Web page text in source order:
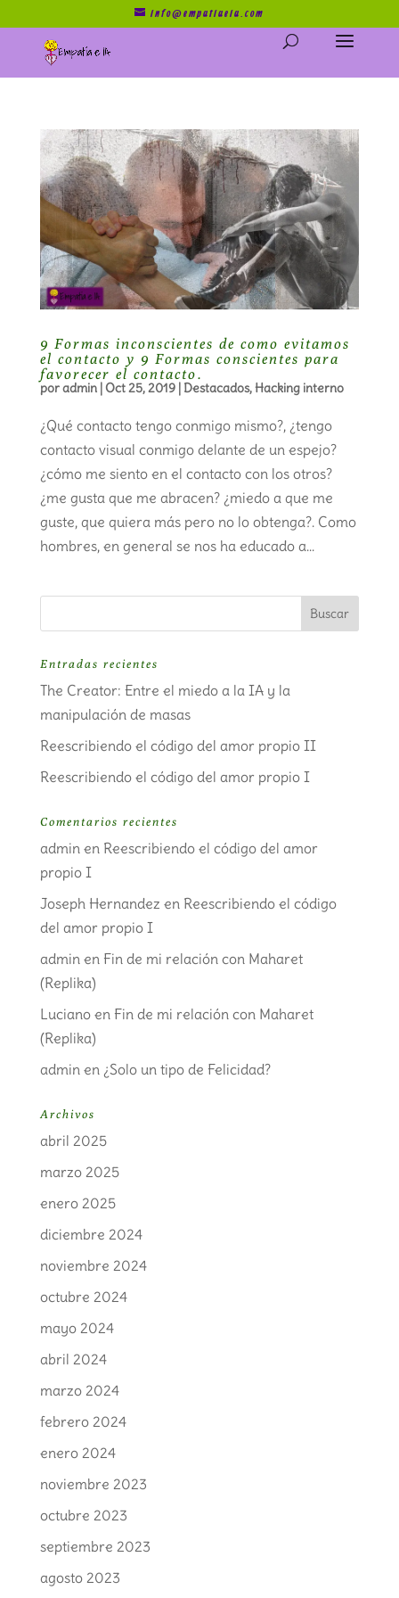
info@empatiaeia.com
9 Formas inconscientes de como evitamos
el contacto y 9 Formas conscientes para
favorecer el contacto.
poradmin|Oct 25, 2019| Destacados,Hacking interno
¿Qué contacto tengo conmigo mismo?, ¿tengo
contacto visual conmigo delante de un espejo?
¿cómo me siento en el contacto con los otros?
¿me gusta que me abracen? ¿miedo a que me
guste, que quiera más pero no lo obtenga?. Como
hombres, en general se nos ha educado a...
Entradas recientes
The Creator: Entre el miedo a la IA y la
manipulación de masas
Reescribiendo el código del amor propio II
Reescribiendo el código del amor propio I
Comentarios recientes
admin en Reescribiendo el código del amor
propio I
Joseph Hernandez en Reescribiendo el código
del amor propio I
admin en Fin de mi relación con Maharet
(Replika)
Lucianoen Fin de mi relación con Maharet
(Replika)
admin en ¿Solo un tipo de Felicidad?
Archivos
abril 2025
marzo 2025
enero 2025
diciembre 2024
noviembre 2024
octubre 2024
mayo 2024
abril 2024
marzo 2024
febrero 2024
enero 2024
noviembre 2023
octubre 2023
septiembre 2023
agosto 2023